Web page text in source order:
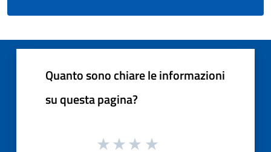
Quanto sono chiare le informazioni
su questa pagina?